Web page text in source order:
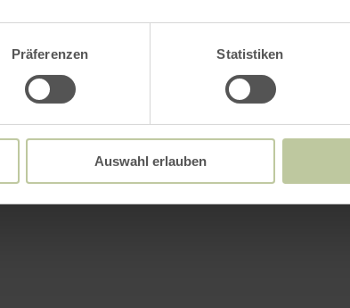
Präferenzen Statistiken
Auswahl erlauben